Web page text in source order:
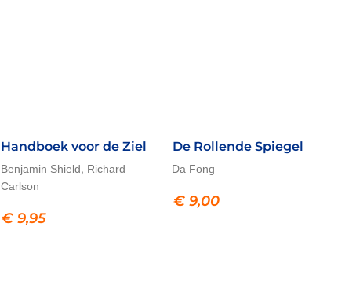
Handboek voor de Ziel
Benjamin Shield, Richard
Carlson
€ 9,95
De Rollende Spiegel
Da Fong
€9,00